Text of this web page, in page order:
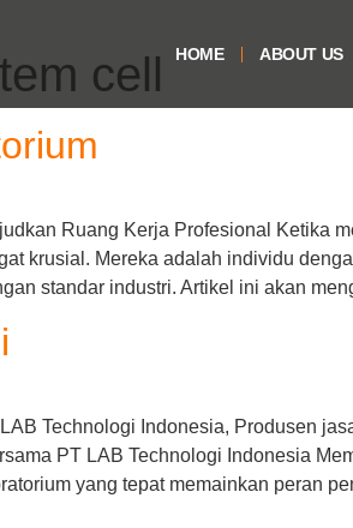
HOME ABOUT US
cell
Ruang Kerja Profesional Ketika
krusial. Mereka adalah individu
standar industri. Artikel ini akan
Technologi Indonesia, Produsen
PT LAB Technologi Indonesia
yang tepat memainkan peran